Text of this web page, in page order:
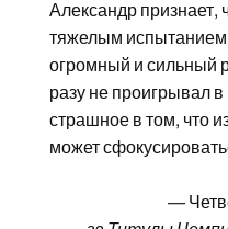
Александр признает,
тяжелым испытанием
огромный и сильный
разу не проигрывал
страшное в том, что
может
—